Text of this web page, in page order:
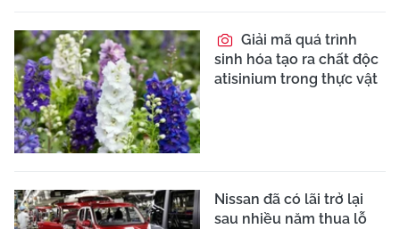
Giải mã quá trình
sinh hóa tạo ra chất độc
atisinium trong thực vật
Nissan đã có lãi trở lại
sau nhiều năm thua lỗ